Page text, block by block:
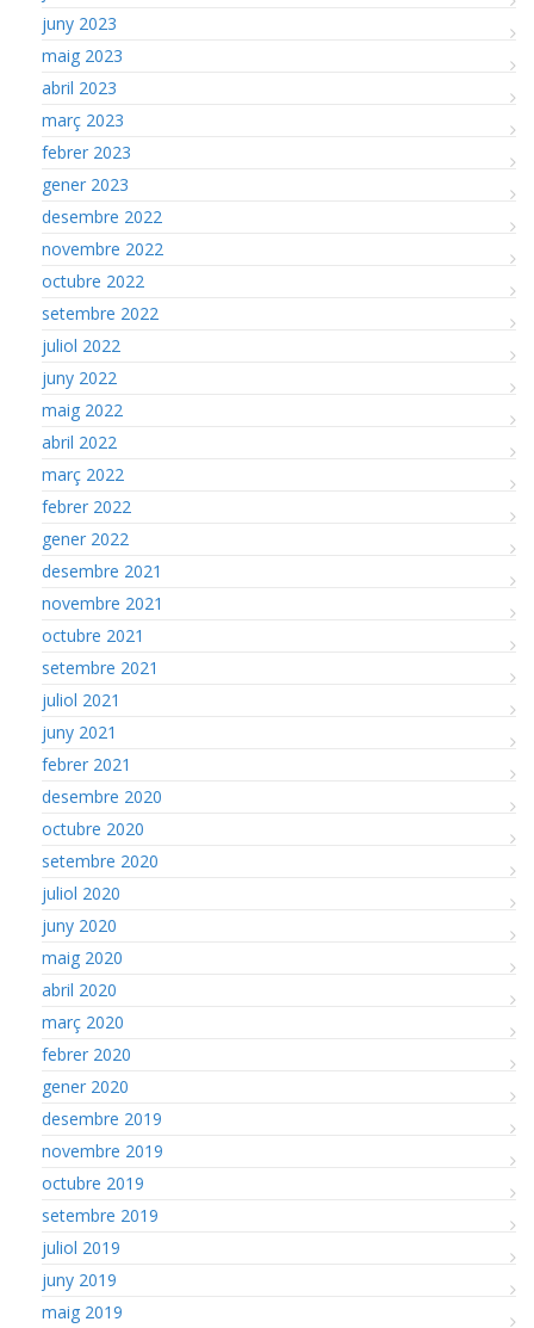
juny 2023
maig 2023
abril 2023
març 2023
febrer 2023
gener 2023
desembre 2022
novembre 2022
octubre 2022
setembre 2022
juliol 2022
juny 2022
maig 2022
abril 2022
març 2022
febrer 2022
gener 2022
desembre 2021
novembre 2021
octubre 2021
setembre 2021
juliol 2021
juny 2021
febrer 2021
desembre 2020
octubre 2020
setembre 2020
juliol 2020
juny 2020
maig 2020
abril 2020
març 2020
febrer 2020
gener 2020
desembre 2019
novembre 2019
octubre 2019
setembre 2019
juliol 2019
juny 2019
maig 2019